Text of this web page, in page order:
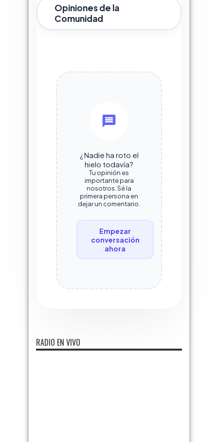
Opiniones de la
Comunidad
¿Nadie ha roto el
hielo todavía?
Tu opinión es
importante para
nosotros. Sé la
primera persona en
dejar un comentario.
Empezar
conversación
ahora
RADIO EN VIVO